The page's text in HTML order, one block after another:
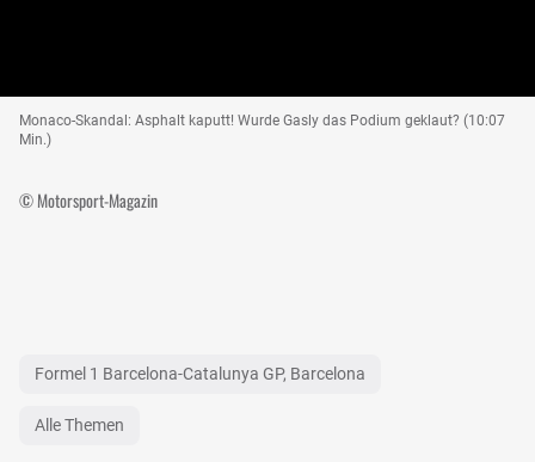
Monaco-Skandal: Asphalt kaputt! Wurde Gasly das Podium geklaut? (10:07
Min.)
© Motorsport-Magazin
Formel 1 Barcelona-Catalunya GP, Barcelona
Alle Themen